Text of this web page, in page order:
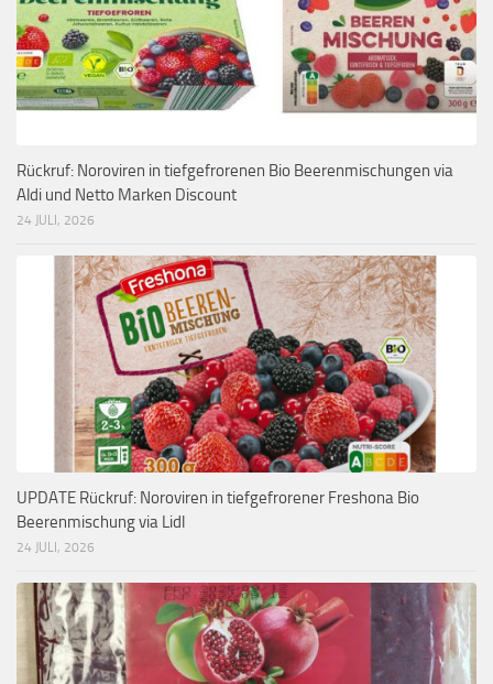
Rückruf: Noroviren in tiefgefrorenen Bio Beerenmischungen via
Aldi und Netto Marken Discount
24 JULI, 2026
UPDATE Rückruf: Noroviren in tiefgefrorener Freshona Bio
Beerenmischung via Lidl
24 JULI, 2026